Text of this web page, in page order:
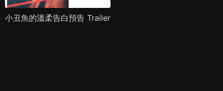
小丑魚的溫柔告白預告 Trailer